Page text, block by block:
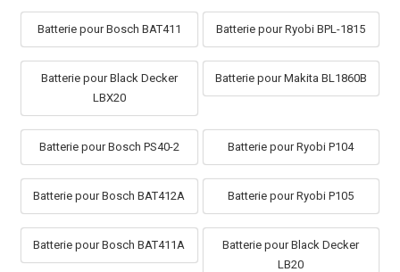
Batterie pour Bosch BAT411 Batterie pour Ryobi BPL-1815
Batterie pour Black Decker
LBX20
Batterie pour Makita BL1860B
Batterie pour Bosch PS40-2 Batterie pour Ryobi P104
Batterie pour Bosch BAT412A Batterie pour Ryobi P105
Batterie pour Bosch BAT411A
Batterie pour Black Decker
LB20